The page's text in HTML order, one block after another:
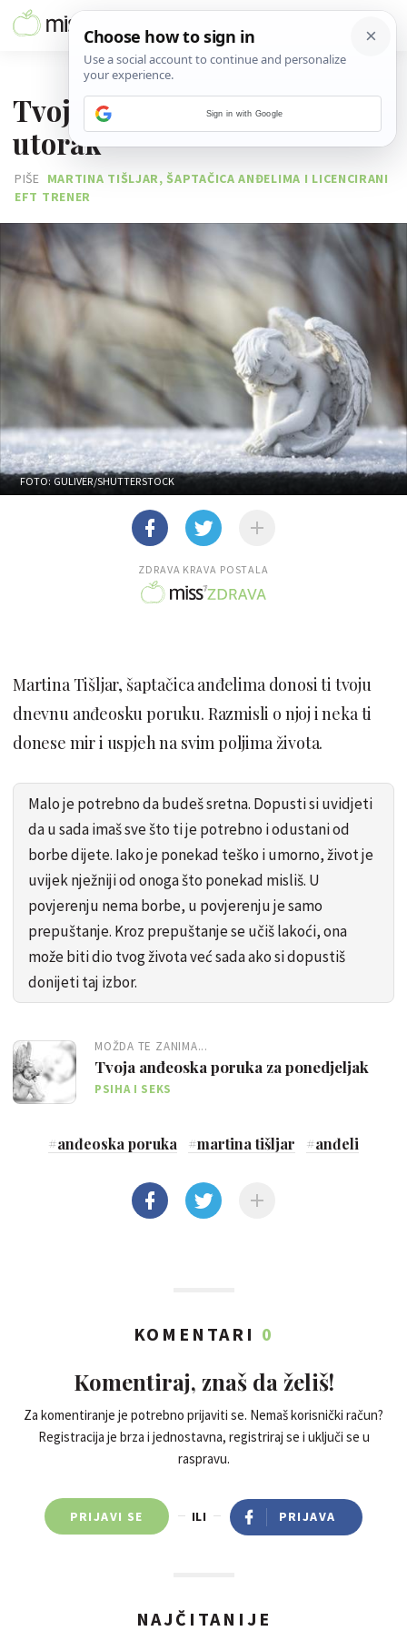
Tvoja anđeoska poruka za
utorak
PIŠE MARTINA TIŠLJAR, ŠAPTAČICA ANĐELIMA I LICENCIRANI
EFT TRENER
FOTO: GULIVER/SHUTTERSTOCK
ZDRAVA KRAVA POSTALA
Martina Tišljar, šaptačica anđelima donosi ti tvoju
dnevnu anđeosku poruku. Razmisli o njoj i neka ti
donese mir i uspjeh na svim poljima života.
Malo je potrebno da budeš sretna. Dopusti si uvidjeti
da u sada imaš sve što ti je potrebno i odustani od
borbe dijete. Iako je ponekad teško i umorno, život je
uvijek nježniji od onoga što ponekad misliš. U
povjerenju nema borbe, u povjerenju je samo
prepuštanje. Kroz prepuštanje se učiš lakoći, ona
može biti dio tvog života već sada ako si dopustiš
donijeti taj izbor.
MOŽDA TE ZANIMA...
Tvoja anđeoska poruka za ponedjeljak
PSIHA I SEKS
#anđeoska poruka #martina tišljar #anđeli
KOMENTARI 0
Komentiraj, znaš da želiš!
Za komentiranje je potrebno prijaviti se. Nemaš korisnički račun?
Registracija je brza i jednostavna, registriraj se i uključi se u
raspravu.
PRIJAVI SE ILI PRIJAVA
NAJČITANIJE
Sign in with Google